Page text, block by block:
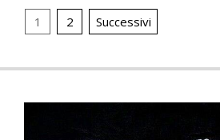
Navigazione
1 2 Successivi